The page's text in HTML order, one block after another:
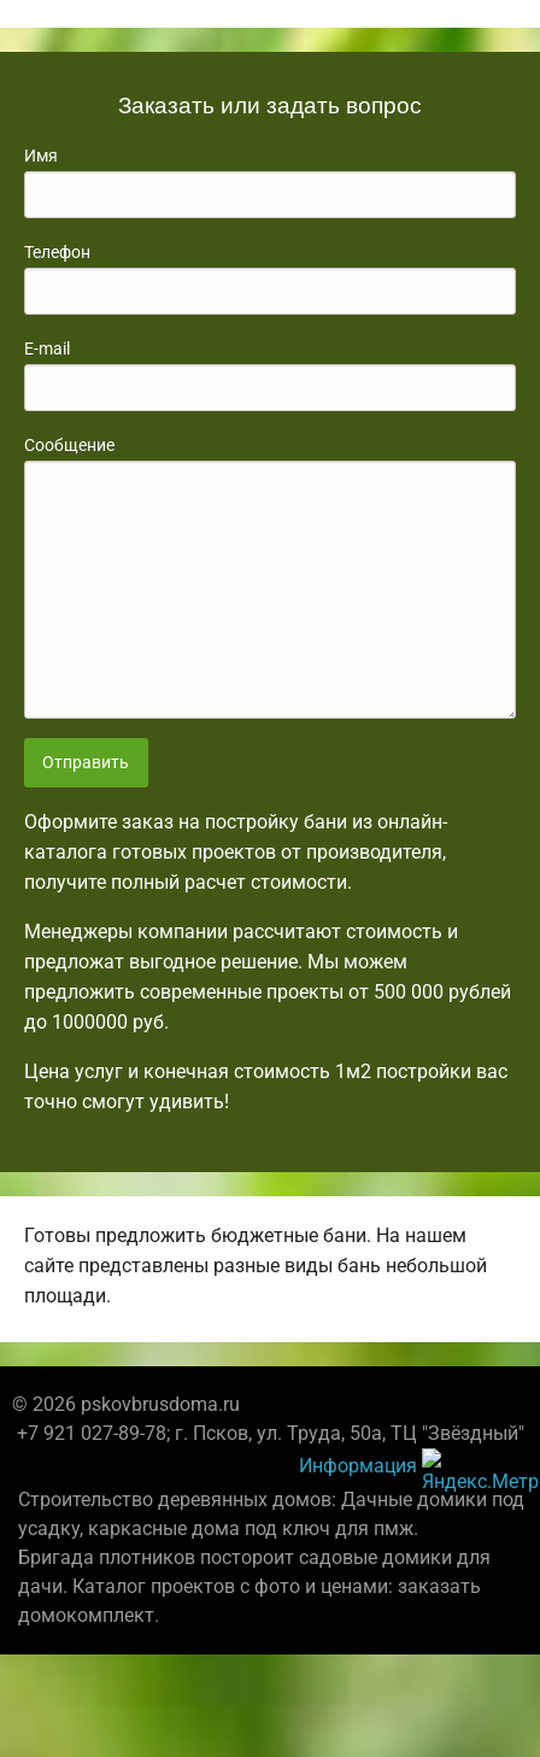
Заказать или задать вопрос
Имя
Телефон
E-mail
Сообщение
Отправить
Оформите заказ на постройку бани из онлайн-
каталога готовых проектов от производителя,
получите полный расчет стоимости.
Менеджеры компании рассчитают стоимость и
предложат выгодное решение. Мы можем
предложить современные проекты от 500 000 рублей
до 1000000 руб.
Цена услуг и конечная стоимость 1м2 постройки вас
точно смогут удивить!
Готовы предложить бюджетные бани. На нашем
сайте представлены разные виды бань небольшой
площади.
© 2026 pskovbrusdoma.ru
+7 921 027-89-78; г. Псков, ул. Труда, 50а, ТЦ "Звёздный"
Информация
Строительство деревянных домов: Дачные домики под
усадку, каркасные дома под ключ для пмж.
Бригада плотников постороит садовые домики для
дачи. Каталог проектов с фото и ценами: заказать
домокомплект.